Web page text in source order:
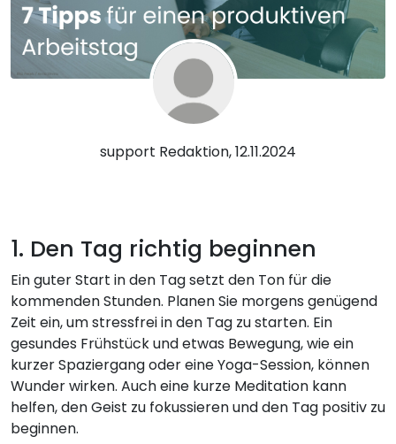
support Redaktion, 12.11.2024
1. Den Tag richtig beginnen
Ein guter Start in den Tag setzt den Ton für die
kommenden Stunden. Planen Sie morgens genügend
Zeit ein, um stressfrei in den Tag zu starten. Ein
gesundes Frühstück und etwas Bewegung, wie ein
kurzer Spaziergang oder eine Yoga-Session, können
Wunder wirken. Auch eine kurze Meditation kann
helfen, den Geist zu fokussieren und den Tag positiv zu
beginnen.